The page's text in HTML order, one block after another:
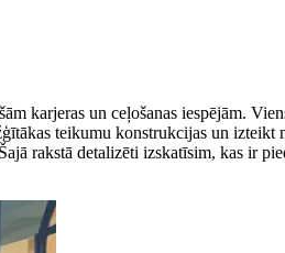
karjeras un ceļošanas iespējām.
teikumu konstrukcijas un izteikt
rakstā detalizēti izskatīsim, kas ir